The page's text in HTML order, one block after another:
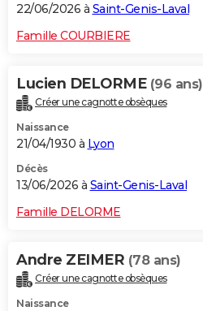
22/06/2026 à Saint-Genis-Laval
Famille COURBIERE
Lucien DELORME (96 ans)
Créer une cagnotte obsèques
Naissance
21/04/1930 à Lyon
Décès
13/06/2026 à Saint-Genis-Laval
Famille DELORME
Andre ZEIMER (78 ans)
Créer une cagnotte obsèques
Naissance